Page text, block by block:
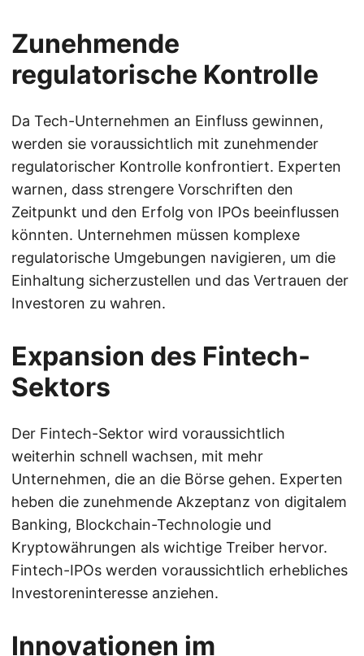
Zunehmende
regulatorische Kontrolle
Da Tech-Unternehmen an Einfluss gewinnen,
werden sie voraussichtlich mit zunehmender
regulatorischer Kontrolle konfrontiert. Experten
warnen, dass strengere Vorschriften den
Zeitpunkt und den Erfolg von IPOs beeinflussen
könnten. Unternehmen müssen komplexe
regulatorische Umgebungen navigieren, um die
Einhaltung sicherzustellen und das Vertrauen der
Investoren zu wahren.
Expansion des Fintech-
Sektors
Der Fintech-Sektor wird voraussichtlich
weiterhin schnell wachsen, mit mehr
Unternehmen, die an die Börse gehen. Experten
heben die zunehmende Akzeptanz von digitalem
Banking, Blockchain-Technologie und
Kryptowährungen als wichtige Treiber hervor.
Fintech-IPOs werden voraussichtlich erhebliches
Investoreninteresse anziehen.
Innovationen im